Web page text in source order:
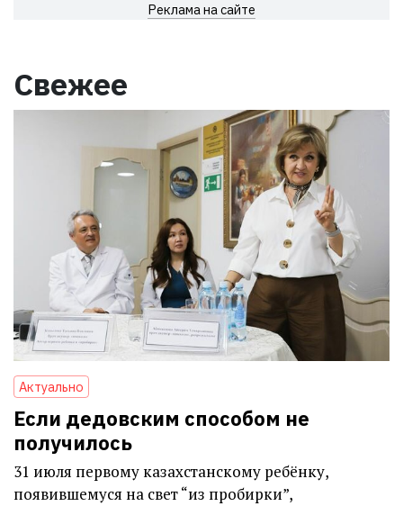
Реклама на сайте
Свежее
Актуально
Если дедовским способом не
получилось
31 июля первому казахстанскому ребёнку,
появившемуся на свет “из пробирки”,